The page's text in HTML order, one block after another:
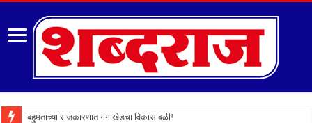
बहुमताच्या राजकारणात गंगाखेडचा विकास बळी!